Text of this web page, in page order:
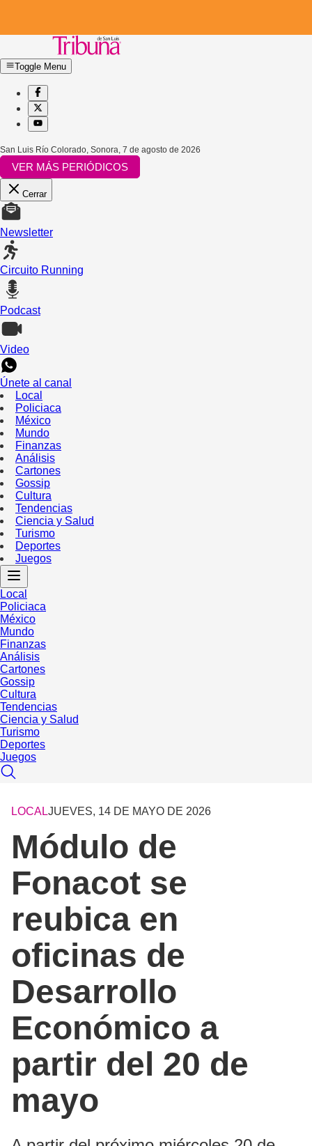
Toggle Menu
San Luis Río Colorado, Sonora, 7 de agosto de 2026
VER MÁS PERIÓDICOS
Cerrar
Newsletter
Circuito Running
Podcast
Video
Únete al canal
Local
Policiaca
México
Mundo
Finanzas
Análisis
Cartones
Gossip
Cultura
Tendencias
Ciencia y Salud
Turismo
Deportes
Juegos
Local
Policiaca
México
Mundo
Finanzas
Análisis
Cartones
Gossip
Cultura
Tendencias
Ciencia y Salud
Turismo
Deportes
Juegos
LOCALJUEVES, 14 DE MAYO DE 2026
Módulo de
Fonacot se
reubica en
oficinas de
Desarrollo
Económico a
partir del 20 de
mayo